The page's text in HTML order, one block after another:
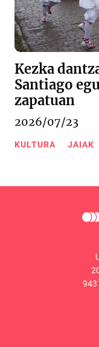
Kezka
Santiago
zapatuan
2026/07/23
KULTURA JAIAK
943